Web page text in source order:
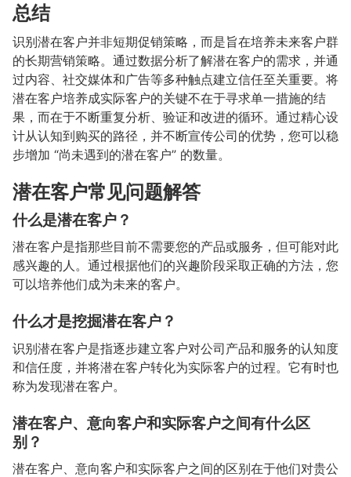
总结
识别潜在客户并非短期促销策略，而是旨在培养未来客户群
的长期营销策略。通过数据分析了解潜在客户的需求，并通
过内容、社交媒体和广告等多种触点建立信任至关重要。将
潜在客户培养成实际客户的关键不在于寻求单一措施的结
果，而在于不断重复分析、验证和改进的循环。通过精心设
计从认知到购买的路径，并不断宣传公司的优势，您可以稳
步增加 “尚未遇到的潜在客户” 的数量。
潜在客户常见问题解答
什么是潜在客户？
潜在客户是指那些目前不需要您的产品或服务，但可能对此
感兴趣的人。通过根据他们的兴趣阶段采取正确的方法，您
可以培养他们成为未来的客户。
什么才是挖掘潜在客户？
识别潜在客户是指逐步建立客户对公司产品和服务的认知度
和信任度，并将潜在客户转化为实际客户的过程。它有时也
称为发现潜在客户。
潜在客户、意向客户和实际客户之间有什么区
别？
潜在客户、意向客户和实际客户之间的区别在于他们对贵公